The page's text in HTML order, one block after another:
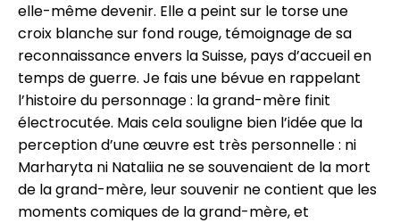
elle-même devenir. Elle a peint sur le torse une
croix blanche sur fond rouge, témoignage de sa
reconnaissance envers la Suisse, pays d’accueil en
temps de guerre. Je fais une bévue en rappelant
l’histoire du personnage : la grand-mère finit
électrocutée. Mais cela souligne bien l’idée que la
perception d’une œuvre est très personnelle : ni
Marharyta ni Nataliia ne se souvenaient de la mort
de la grand-mère, leur souvenir ne contient que les
moments comiques de la grand-mère, et